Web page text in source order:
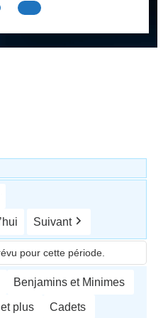
Open
Button
Suivant
pour cette période.
Benjamins et Minimes
plus Cadets